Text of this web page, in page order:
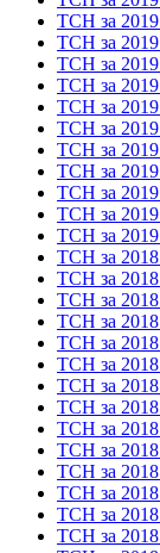
ТСН за
ТСН за
ТСН за
ТСН за
ТСН за
ТСН за
ТСН за
ТСН за
ТСН за
ТСН за
ТСН за
ТСН за
ТСН за
ТСН за
ТСН за
ТСН за
ТСН за
ТСН за
ТСН за
ТСН за
ТСН за
ТСН за
ТСН за
ТСН за
ТСН за